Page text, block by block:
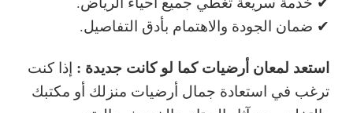
✔ ضمان الجودة والاهتمام بأدق التفاصيل.
استعد لمعان أرضيات كما لو كانت جديدة : إذا كنت
ترغب في استعادة جمال أرضيات منزلك أو مكتبك